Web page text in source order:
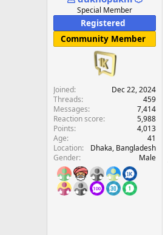
Special Member
Registered
Community Member
Joined
Dec 22, 2024
Threads
459
Messages
7,414
Reaction score
5,988
Points
4,013
Age
41
Location
Dhaka, Bangladesh
Gender
Male